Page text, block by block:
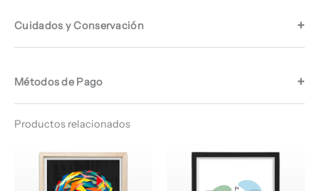
Cuidados y Conservación
Métodos de Pago
Productos relacionados
de
de